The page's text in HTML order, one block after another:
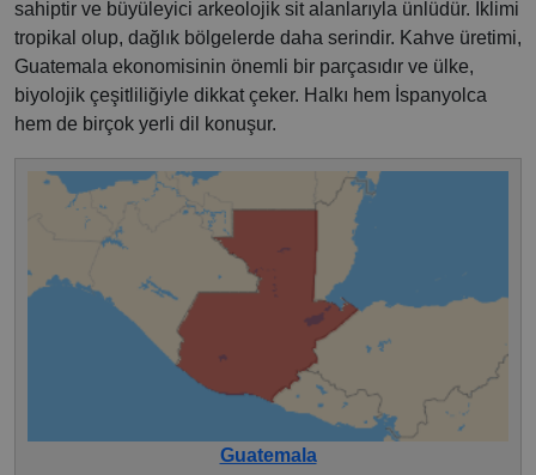
sahiptir ve büyüleyici arkeolojik sit alanlarıyla ünlüdür. İklimi
tropikal olup, dağlık bölgelerde daha serindir. Kahve üretimi,
Guatemala ekonomisinin önemli bir parçasıdır ve ülke,
biyolojik çeşitliliğiyle dikkat çeker. Halkı hem İspanyolca
hem de birçok yerli dil konuşur.
Guatemala